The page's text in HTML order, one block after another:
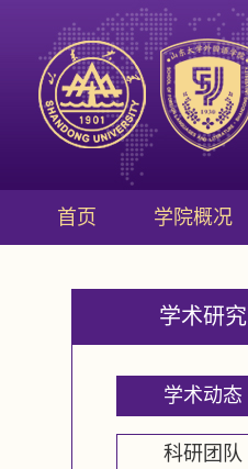
首页 学院概况
学术研究
学术动态
科研团队